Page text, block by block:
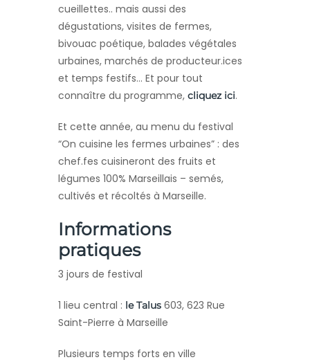
cueillettes.. mais aussi des
dégustations, visites de fermes,
bivouac poétique, balades végétales
urbaines, marchés de producteur.ices
et temps festifs… Et pour tout
connaître du programme, cliquez ici.
Et cette année, au menu du festival
“On cuisine les fermes urbaines” : des
chef.fes cuisineront des fruits et
légumes 100% Marseillais – semés,
cultivés et récoltés à Marseille.
Informations
pratiques
3 jours de festival
1 lieu central : le Talus 603, 623 Rue
Saint-Pierre à Marseille
Plusieurs temps forts en ville